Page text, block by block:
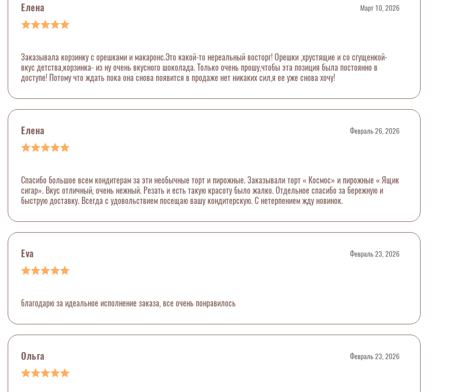
Елена Март 10, 2026
Заказывала корзинку с орешками и макаронс.Это какой-то нереальный восторг! Орешки ,хрустящие и со сгущенкой-
вкус детства,корзинка- из ну очень вкусного шоколада. Только очень прошу,чтобы эта позиция была постоянно в
доступе! Потому что ждать пока она снова появится в продаже нет никаких сил,я ее уже снова хочу!
Елена Февраль 26, 2026
Спасибо большое всем кондитерам за эти необычные торт и пирожные. Заказывали торт « Космос» и пирожные « Ящик
сигар». Вкус отличный, очень нежный. Резать и есть такую красоту было жалко. Отдельное спасибо за бережную и
быструю доставку. Всегда с удовольствием посещаю вашу кондитерскую. С нетерпением жду новинок.
Eva Февраль 23, 2026
благодарю за идеальное исполнение заказа, все очень понравилось
Ольга Февраль 23, 2026